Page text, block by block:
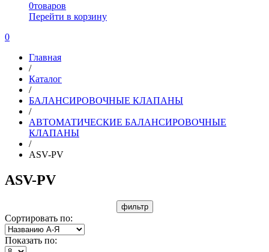
0товаров
Перейти в корзину
0
Главная
/
Каталог
/
БАЛАНСИРОВОЧНЫЕ КЛАПАНЫ
/
АВТОМАТИЧЕСКИЕ БАЛАНСИРОВОЧНЫЕ
КЛАПАНЫ
/
ASV-PV
ASV-PV
фильтр
Сортировать по:
Показать по: